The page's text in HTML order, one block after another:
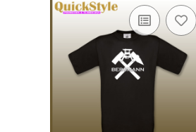
Kinder-Zoodie "SV Rothebusch"
32,00 € -
36,00 € *